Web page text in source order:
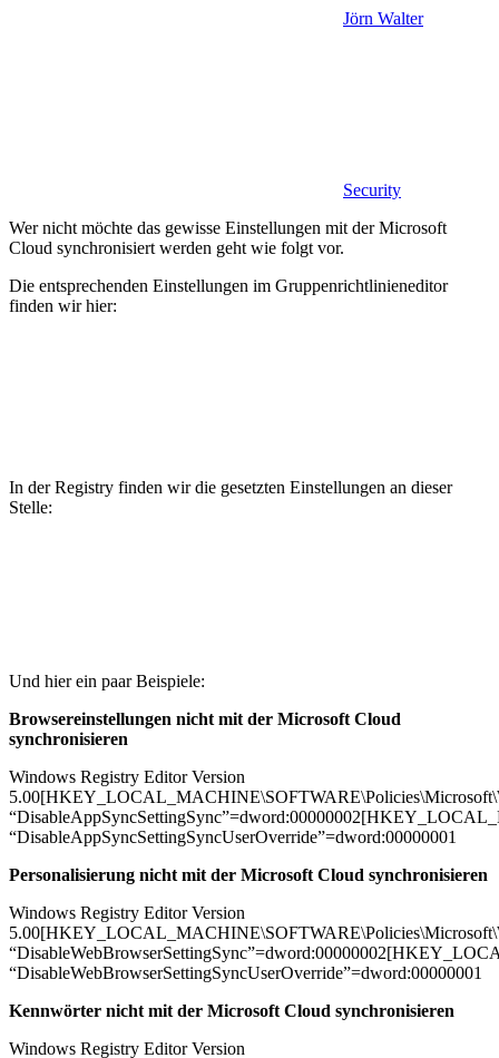
Jörn Walter
Security
Wer nicht möchte das gewisse Einstellungen mit der Microsoft
Cloud synchronisiert werden geht wie folgt vor.
Die entsprechenden Einstellungen im Gruppenrichtlinieneditor
finden wir hier:
In der Registry finden wir die gesetzten Einstellungen an dieser
Stelle:
Und hier ein paar Beispiele:
Browsereinstellungen nicht mit der Microsoft Cloud
synchronisieren
Windows Registry Editor Version
“DisableAppSyncSettingSyncUserOverride”=dword:00000001
Personalisierung nicht mit der Microsoft Cloud synchronisieren
Windows Registry Editor Version
“DisableWebBrowserSettingSyncUserOverride”=dword:00000001
Kennwörter nicht mit der Microsoft Cloud synchronisieren
Windows Registry Editor Version